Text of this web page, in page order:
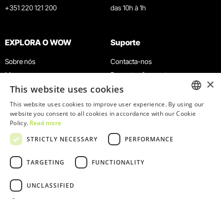
+351 220 121 200
das 10h à 1h
EXPLORA O WOW
Sobre nós
Museus
Agenda
Notícias
Restaurantes
Cartão WOW
Grupos e Eventos
Serviço Educativo
Suporte
Contacta-nos
Perguntas frequentes
Termos e Condições
Política de privacidade e cookies
Trabalha connosco
Livro de reclamações
ENGLISH
×
This website uses cookies
This website uses cookies to improve user experience. By using our
website you consent to all cookies in accordance with our Cookie
Policy. Read more
STRICTLY NECESSARY
PERFORMANCE
TARGETING FUNCTIONALITY
UNCLASSIFIED